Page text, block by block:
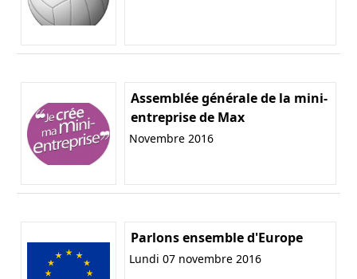
Assemblée générale de la mini-
entreprise de Max
Novembre 2016
Parlons ensemble d'Europe
Lundi 07 novembre 2016